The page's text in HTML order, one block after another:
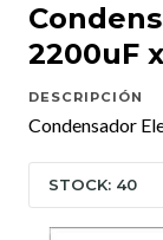
2200uF
DESCRIPCIÓN
Condensador
STOCK: 40